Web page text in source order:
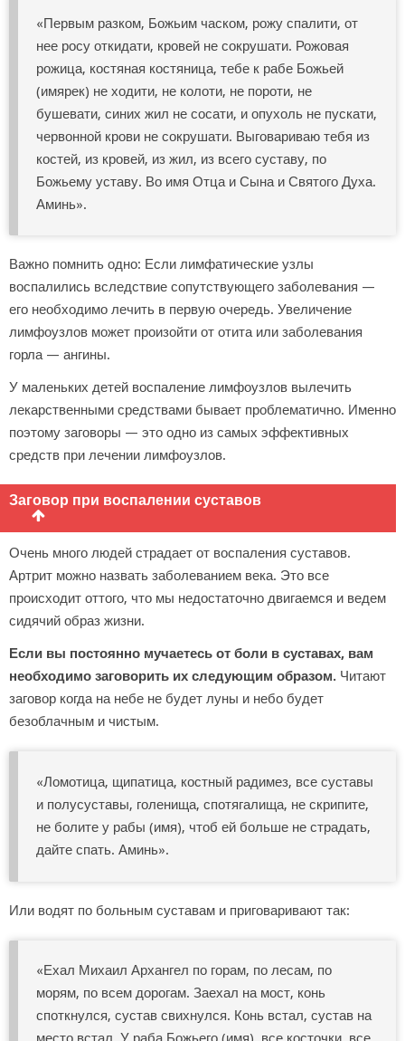
«Первым разком, Божьим часком, рожу спалити, от
нее росу откидати, кровей не сокрушати. Рожовая
рожица, костяная костяница, тебе к рабе Божьей
(имярек) не ходити, не колоти, не пороти, не
бушевати, синих жил не сосати, и опухоль не пускати,
червонной крови не сокрушати. Выговариваю тебя из
костей, из кровей, из жил, из всего суставу, по
Божьему уставу. Во имя Отца и Сына и Святого Духа.
Аминь».
Важно помнить одно: Если лимфатические узлы
воспалились вследствие сопутствующего заболевания —
его необходимо лечить в первую очередь. Увеличение
лимфоузлов может произойти от отита или заболевания
горла — ангины.
У маленьких детей воспаление лимфоузлов вылечить
лекарственными средствами бывает проблематично. Именно
поэтому заговоры — это одно из самых эффективных
средств при лечении лимфоузлов.
Заговор при воспалении суставов
Очень много людей страдает от воспаления суставов.
Артрит можно назвать заболеванием века. Это все
происходит оттого, что мы недостаточно двигаемся и ведем
сидячий образ жизни.
Если вы постоянно мучаетесь от боли в суставах, вам
необходимо заговорить их следующим образом. Читают
заговор когда на небе не будет луны и небо будет
безоблачным и чистым.
«Ломотица, щипатица, костный радимез, все суста­вы
и полусуставы, голенища, спотягалища, не скрипи­те,
не болите у рабы (имя), чтоб ей больше не стра­дать,
дайте спать. Аминь».
Или водят по больным суставам и приговаривают так:
«Ехал Михаил Архангел по горам, по лесам, по
морям, по всем дорогам. Заехал на мост, конь
споткнулся, сустав свихнулся. Конь встал, сустав на